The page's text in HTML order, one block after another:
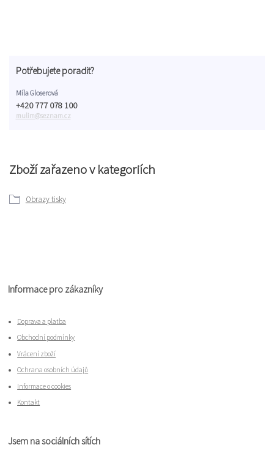
Zboží zařazeno v kategoriích
Obrazy tisky
Potřebujete poradit?
Míla Gloserová
+420 777 078 100
mulim@seznam.cz
Informace pro zákazníky
Doprava a platba
Obchodní podmínky
Vrácení zboží
Ochrana osobních údajů
Informace o cookies
Kontakt
Jsem na sociálních sítích